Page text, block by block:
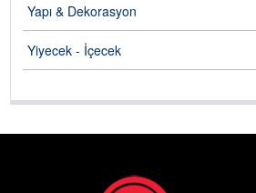
Yapı & Dekorasyon
Yiyecek - İçecek